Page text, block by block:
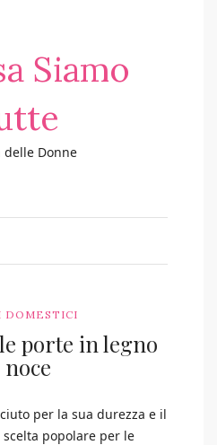
Siamo
delle Donne
DOMESTICI
porte in legno
per la sua durezza e il
popolare per le